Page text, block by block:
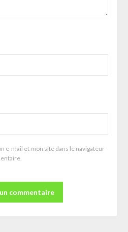
e-mail et mon site dans le navigateur